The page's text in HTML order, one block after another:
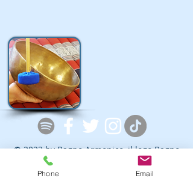
© 2023 by Bagno Armonico, il logo Bagno
Armonico è un marchio registrato da Luca
Pigaiani, e l'espressione Bagno Armonico è
Phone Email